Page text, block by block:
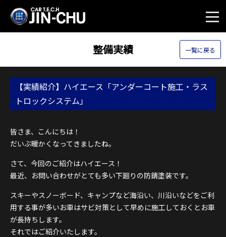
整備実績 一覧に戻る
【実績紹介】ハイエース「アンダーコート施工・ラス
トロックシステム」
皆さま、こんにちは！
だいぶ暖かくなってきましたね。
さて、今回のご紹介はハイエース！
最近、お問い合わせがとても多い下廻りの防錆塗装です。
スキーやスノーボード、キャンプなど海沿い、川沿いなどをご利
用する事が多いお車はサビ対策として早めに施工しておくとお車
が長持ちします。
それではご紹介いたします。